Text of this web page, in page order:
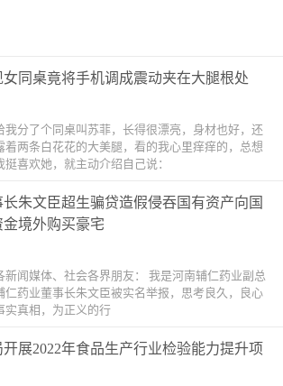
同桌竟将手机调成震动夹在大腿根处
我分了个同桌叫苏菲，长得很漂亮，身材也好，还
着两条白花花的大美腿，看的我心里痒痒的，总想
喜欢她，就主动介绍自己说：
朱文臣超生骗贷造假侵吞国有资产向国
境外购买豪宅
闻媒体、社会各界朋友： 我是河南辅仁药业副总
仁药业董事长朱文臣被实名举报，思考良久，良心
实真相，为正义的行
展2022年食品生产行业检验能力提升项